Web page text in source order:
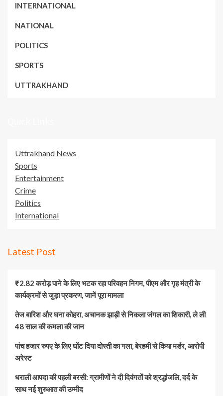
INTERNATIONAL
NATIONAL
POLITICS
SPORTS
UTTRAKHAND
Uttrakhand News
Sports
Entertainment
Crime
Politics
International
Latest Post
₹2.82 करोड़ पाने के लिए भटक रहा परिवहन निगम, पीएम और गृह मंत्री के
कार्यक्रमों से जुड़ा प्रकरण, जानें पूरा मामला
तेज बारिश और घना कोहरा, अचानक झाड़ी से निकला जंगल का शिकारी, ले ली
48 साल की कमला की जान
पांच हजार रुपए के लिए घोंट दिया दोस्ती का गला, बेरहमी से किया मर्डर, आरोपी
अरेस्ट
धराली आपदा की पहली बरसी: ग्रामीणों ने दी दिवंगतों को श्रद्धांजलि, दर्द के
साथ नई शुरुआत की उम्मीद